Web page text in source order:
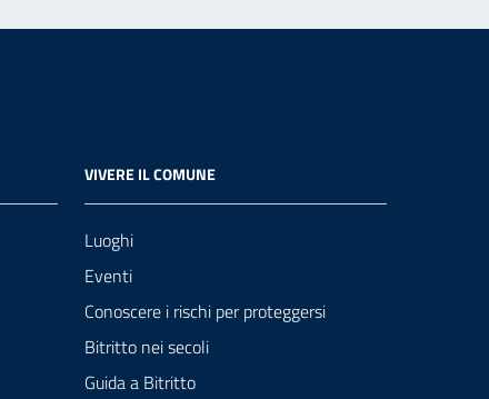
VIVERE IL COMUNE
Luoghi
Eventi
Conoscere i rischi per proteggersi
Bitritto nei secoli
Guida a Bitritto